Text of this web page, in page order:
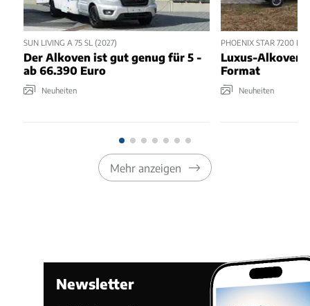
SUN LIVING A 75 SL (2027)
Der Alkoven ist gut genug für 5 -
ab 66.390 Euro
Neuheiten
PHOENIX STAR 7200
Luxus-Alkoven
Format
Neuheiten
Mehr anzeigen
Newsletter